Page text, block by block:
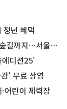
년 혜택
울둘레길 15코스
에디션25'
' 무료 상영
어린이 체력장